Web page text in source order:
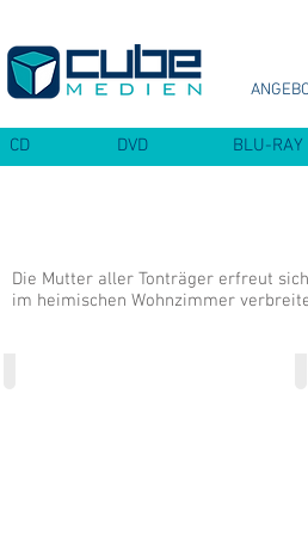
CD DVD BLU-RAY
Die Mutter aller Tonträger erfreut
im heimischen Wohnzimmer